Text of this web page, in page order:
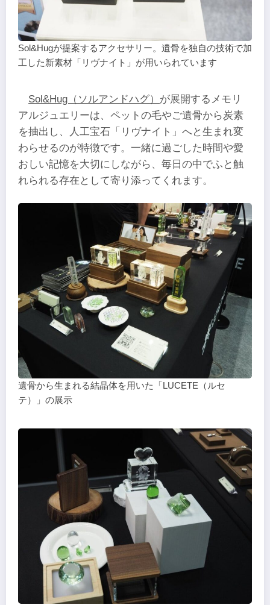
Sol&Hugが提案するアクセサリー。遺骨を独自の技術で加
工した新素材「リヴナイト」が用いられています
Sol&Hug（ソルアンドハグ） が展開するメモリ
アルジュエリーは、ペットの毛やご遺骨から炭素
を抽出し、人工宝石「リヴナイト」へと生まれ変
わらせるのが特徴です。一緒に過ごした時間や愛
おしい記憶を大切にしながら、毎日の中でふと触
れられる存在として寄り添ってくれます。
遺骨から生まれる結晶体を用いた「LUCETE（ルセ
テ）」の展示